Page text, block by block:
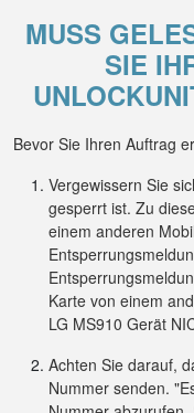
MUSS
SIE
Bevor Sie Ihren Auftrag
Vergewissern Sie
gesperrt ist. Zu
einem anderen
Karte von einem
LG MS910 Gerät
Achten Sie darauf,
Nummer senden.